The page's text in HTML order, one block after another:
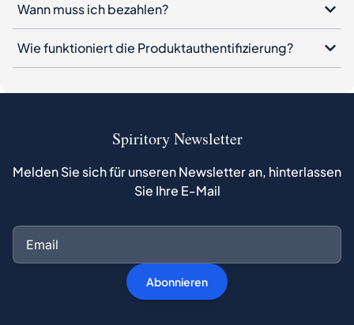
Wann muss ich bezahlen?
Wie funktioniert die Produktauthentifizierung?
Spiritory Newsletter
Melden Sie sich für unseren Newsletter an, hinterlassen
Sie Ihre E-Mail
Abonnieren